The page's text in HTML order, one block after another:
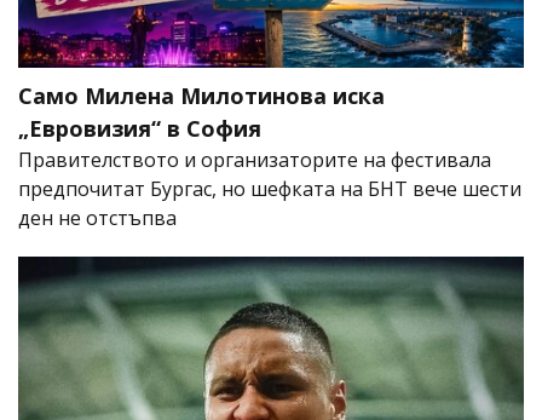
Само Милена Милотинова иска
„Евровизия“ в София
Правителството и организаторите на фестивала
предпочитат Бургас, но шефката на БНТ вече шести
ден не отстъпва